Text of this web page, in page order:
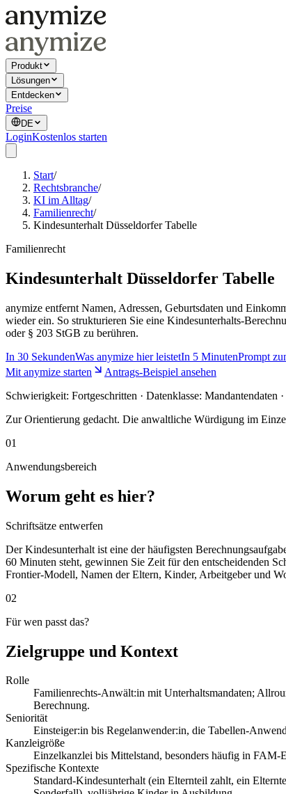
Produkt
Lösungen
Entdecken
Preise
DE
LoginKostenlos starten
Start/
Rechtsbranche/
KI im Alltag/
Familienrecht/
Kindesunterhalt Düsseldorfer Tabelle
Familienrecht
Kindesunterhalt Düsseldorfer Tabelle
anymize entfernt Namen, Adressen, Geburtsdaten und
wieder ein. So strukturieren Sie eine Kindesunterhalts-
oder § 203 StGB zu berühren.
In 30 SekundenWas anymize hier leistetIn 5 MinutenPrompt
Mit anymize starten
Antrags-Beispiel ansehen
Schwierigkeit: Fortgeschritten · Datenklasse: Mandantendaten
Zur Orientierung gedacht. Die anwaltliche Würdigung im
01
Anwendungsbereich
Worum geht es hier?
Schriftsätze entwerfen
Der Kindesunterhalt ist eine der häufigsten
60 Minuten steht, gewinnen Sie Zeit für den entscheidenden
Frontier-Modell, Namen der Eltern, Kinder, Arbeitgeber und
02
Für wen passt das?
Zielgruppe und Kontext
Rolle
Familienrechts-Anwält:in mit Unterhaltsmandaten;
Berechnung.
Seniorität
Einsteiger:in bis Regelanwender:in, die Tabellen-
Kanzleigröße
Einzelkanzlei bis Mittelstand, besonders häufig in
Spezifische Kontexte
Standard-Kindesunterhalt (ein Elternteil zahlt, ein